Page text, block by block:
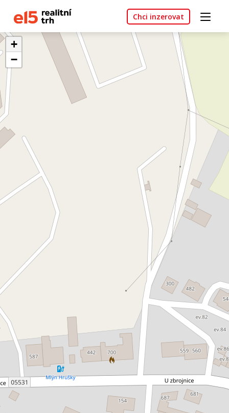
Chci inzerovat
+
−